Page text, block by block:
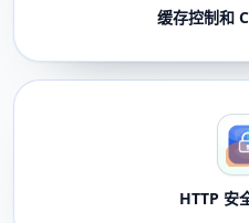
缓存控制和
HTTP 安